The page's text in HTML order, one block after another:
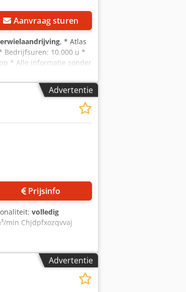
Aanvraag sturen
, * Atlas
Bedrijfsuren: 10.000 u *
* Alle informatie zonder
Advertentie
Prijsinfo
volledig
min Chjdpfxozqvvaj
Advertentie